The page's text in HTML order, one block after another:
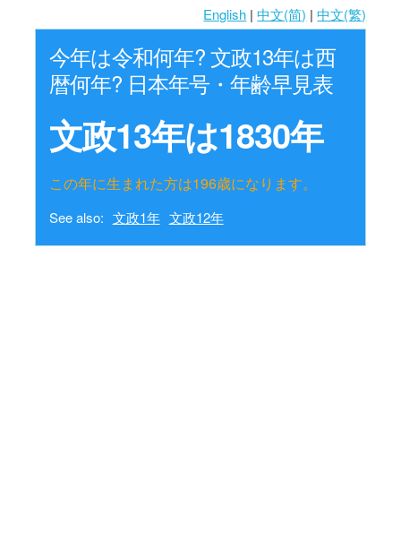
English |中文(简) |中文(繁)
今年は令和何年? 文政13年は西
暦何年? 日本年号・年齢早見表
文政13年は1830年
この年に生まれた方は196歳になります。
See also: 文政1年 文政12年